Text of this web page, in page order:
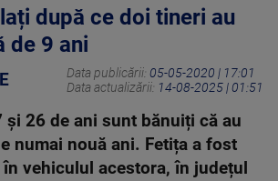
după ce doi tineri au
de 9 ani
Data publicării: 05-05-2020 | 17:01
Data actualizării: 14-08-2025 | 01:51
și 26 de ani sunt bănuiți că au
numai nouă ani. Fetița a fost
vehiculul acestora, în județul